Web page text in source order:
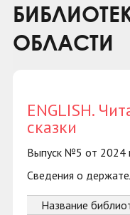
ОБЛАСТИ
ENGLISH.
сказки
Выпуск №5 от 2024
Сведения о
Название